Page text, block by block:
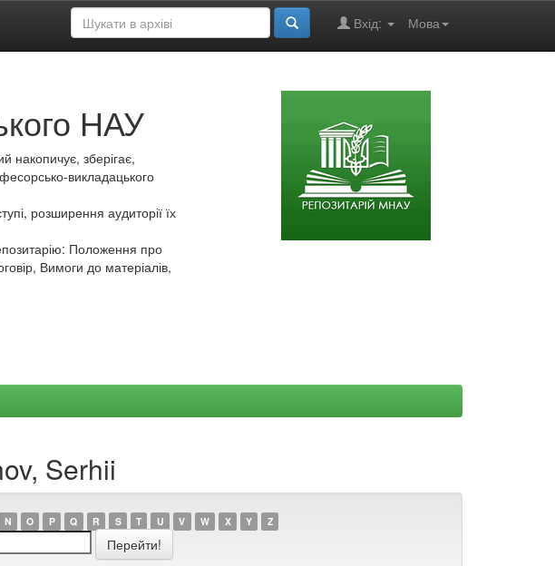
Мова
Вхід:
НАУ
накопичує, зберігає,
викладацького
розширення аудиторії їх
Положення про
Вимоги до матеріалів,
Serhii
N O P Q R S T U V W X Y Z